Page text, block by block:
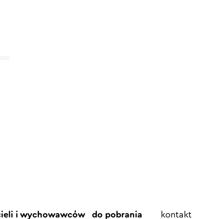
i wychowawców do pobrania Element
kontakt